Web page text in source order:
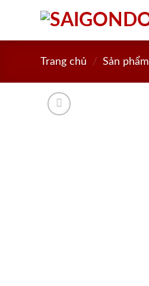
Trang chủ / Sản phẩm